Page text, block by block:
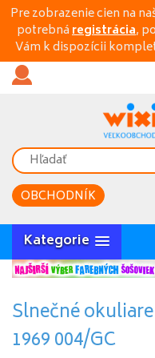
Pre zobrazenie cien na
potrebnáregistrácia,
Vám k dispozícii
OBCHODNÍK
Kategorie
Slnečné
1969 004/GC